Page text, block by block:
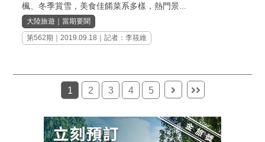
楓、冬季賞雪，美食佳餚菜系多樣，熱門景...
大陸旅遊 ｜當期要聞
第562期
｜2019.09.18｜記者：李筱維
1 2 3 4 5